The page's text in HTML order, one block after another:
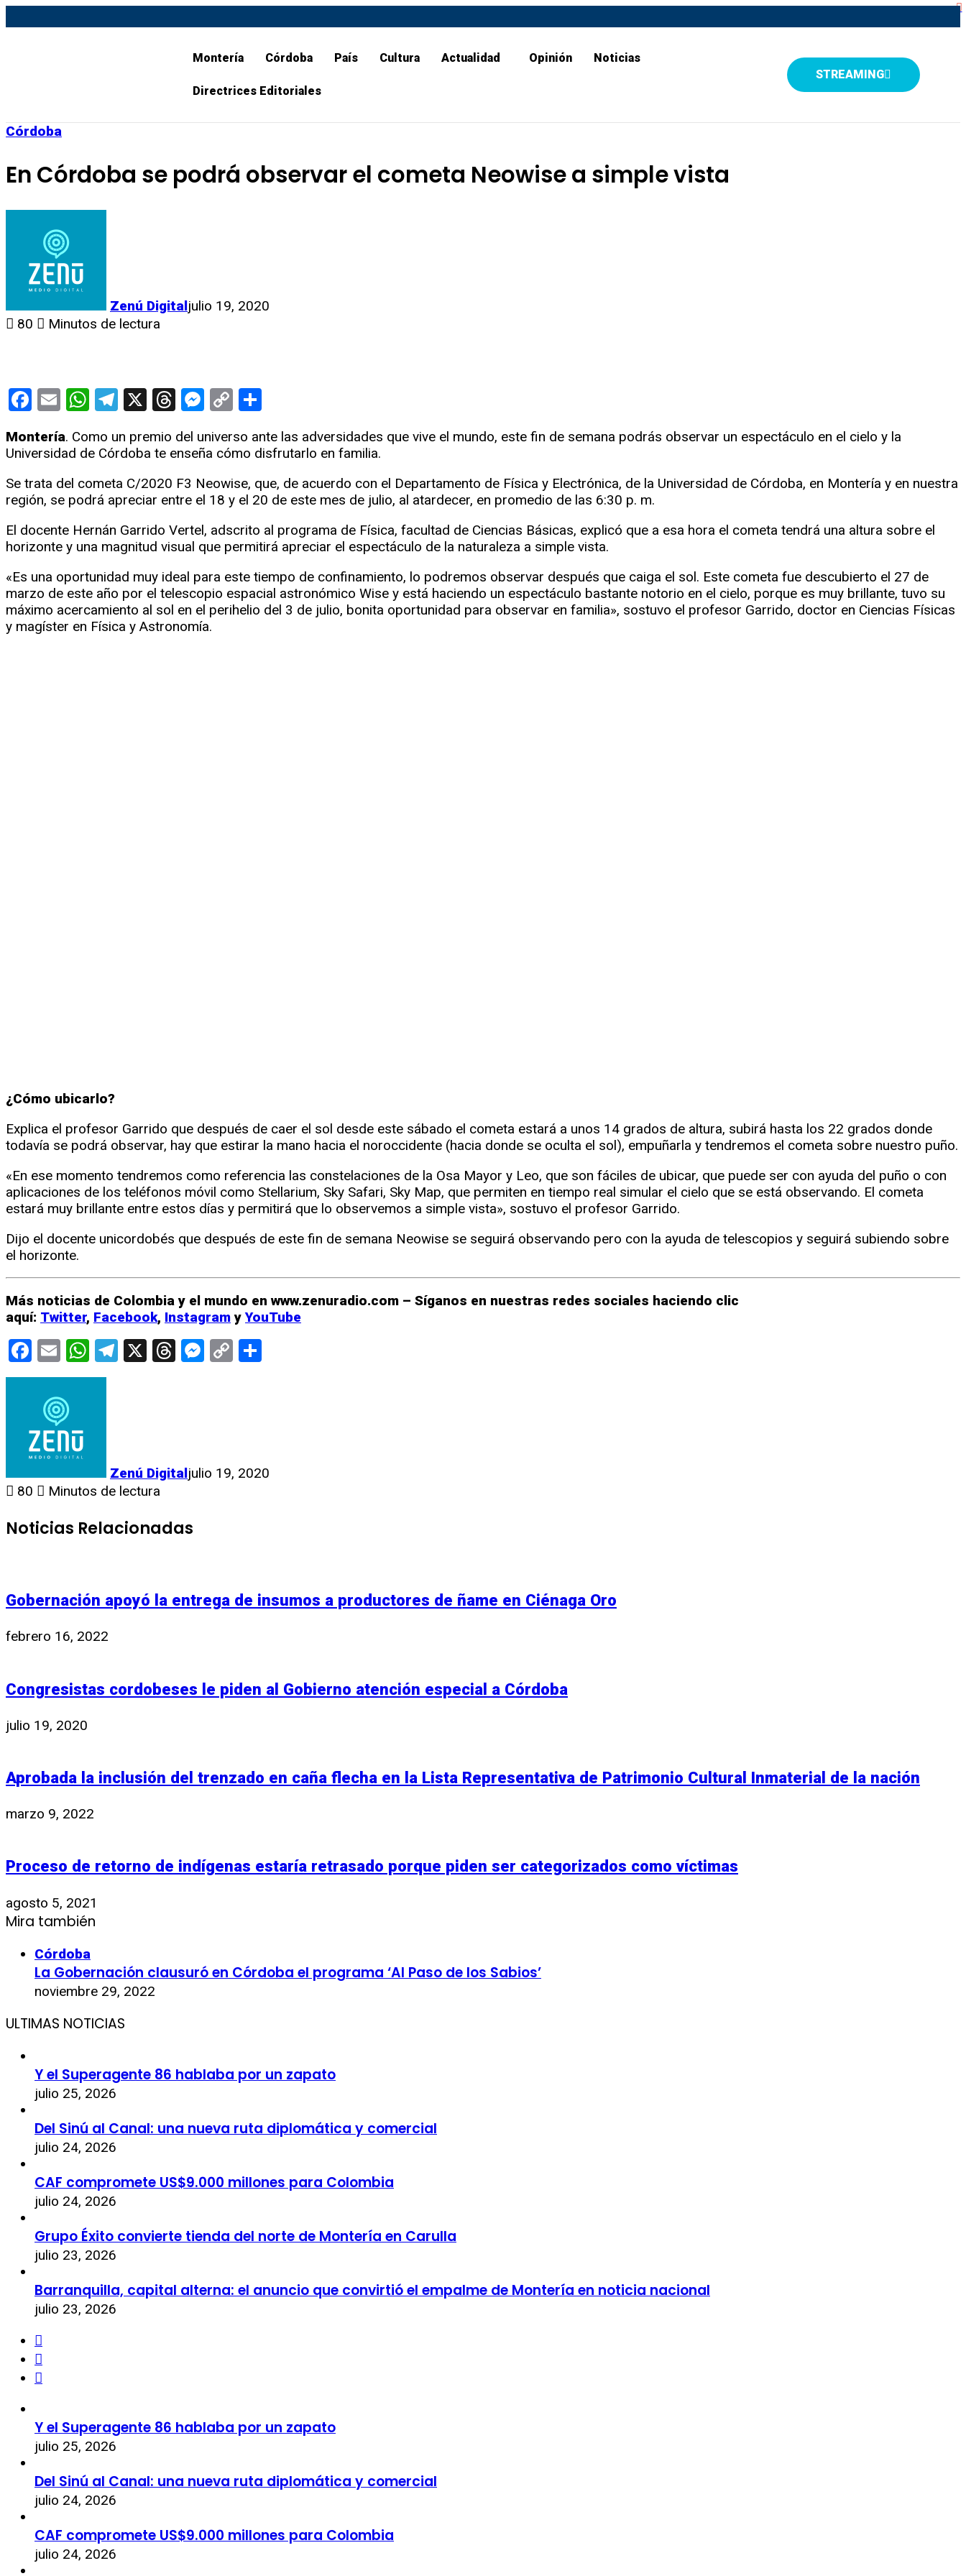
Montería Córdoba País Cultura Actualidad Opinión Noticias
Directrices Editoriales
STREAMING
Córdoba
En Córdoba se podrá observar el cometa Neowise a simple vista
Zenú Digitaljulio 19, 2020
80
Minutos de lectura
Facebook
EmailWhatsApp
Telegram
X Threads
Messenger
Copy
Montería. Como un premio del universo ante las adversidades que vive el mundo, este fin de semana podrás observar un espectáculo en el cielo y la
Universidad de Córdoba te enseña cómo disfrutarlo en familia.
Se trata del cometa C/2020 F3 Neowise, que, de acuerdo con el Departamento de Física y Electrónica, de la Universidad de Córdoba, en Montería y en nuestra
región, se podrá apreciar entre el 18 y el 20 de este mes de julio, al atardecer, en promedio de las 6:30 p. m.
El docente Hernán Garrido Vertel, adscrito al programa de Física, facultad de Ciencias Básicas, explicó que a esa hora el cometa tendrá una altura sobre el
horizonte y una magnitud visual que permitirá apreciar el espectáculo de la naturaleza a simple vista.
«Es una oportunidad muy ideal para este tiempo de confinamiento, lo podremos observar después que caiga el sol. Este cometa fue descubierto el 27 de
marzo de este año por el telescopio espacial astronómico Wise y está haciendo un espectáculo bastante notorio en el cielo, porque es muy brillante, tuvo su
máximo acercamiento al sol en el perihelio del 3 de julio, bonita oportunidad para observar en familia», sostuvo el profesor Garrido, doctor en Ciencias Físicas
y magíster en Física y Astronomía.
¿Cómo ubicarlo?
Explica el profesor Garrido que después de caer el sol desde este sábado el cometa estará a unos 14 grados de altura, subirá hasta los 22 grados donde
todavía se podrá observar, hay que estirar la mano hacia el noroccidente (hacia donde se oculta el sol), empuñarla y tendremos el cometa sobre nuestro puño.
«En ese momento tendremos como referencia las constelaciones de la Osa Mayor y Leo, que son fáciles de ubicar, que puede ser con ayuda del puño o con
aplicaciones de los teléfonos móvil como Stellarium, Sky Safari, Sky Map, que permiten en tiempo real simular el cielo que se está observando. El cometa
estará muy brillante entre estos días y permitirá que lo observemos a simple vista», sostuvo el profesor Garrido.
Dijo el docente unicordobés que después de este fin de semana Neowise se seguirá observando pero con la ayuda de telescopios y seguirá subiendo sobre
el horizonte.
Más noticias de Colombia y el mundo en www.zenuradio.com – Síganos en nuestras redes sociales haciendo clic
aquí: Twitter, Facebook, InstagramyYouTube
Facebook
EmailWhatsApp
Telegram
X Threads
Messenger
Copy
Zenú Digitaljulio 19, 2020
80
Minutos de lectura
Noticias Relacionadas
Gobernación apoyó la entrega de insumos a productores de ñame en Ciénaga Oro
febrero 16, 2022
Congresistas cordobeses le piden al Gobierno atención especial a Córdoba
julio 19, 2020
Aprobada la inclusión del trenzado en caña flecha en la Lista Representativa de Patrimonio Cultural Inmaterial de la nación
marzo 9, 2022
Proceso de retorno de indígenas estaría retrasado porque piden ser categorizados como víctimas
agosto 5, 2021
Mira también
Córdoba
La Gobernación clausuró en Córdoba el programa ‘Al Paso de los Sabios’
noviembre 29, 2022
ULTIMAS NOTICIAS
Y el Superagente 86 hablaba por un zapato
julio 25, 2026
Del Sinú al Canal: una nueva ruta diplomática y comercial
julio 24, 2026
CAF compromete US$9.000 millones para Colombia
julio 24, 2026
Grupo Éxito convierte tienda del norte de Montería en Carulla
julio 23, 2026
Barranquilla, capital alterna: el anuncio que convirtió el empalme de Montería en noticia nacional
julio 23, 2026
Y el Superagente 86 hablaba por un zapato
julio 25, 2026
Del Sinú al Canal: una nueva ruta diplomática y comercial
julio 24, 2026
CAF compromete US$9.000 millones para Colombia
julio 24, 2026